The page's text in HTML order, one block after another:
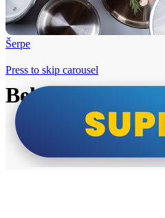
Šerpe
Beko i Tesla
Press to skip carousel